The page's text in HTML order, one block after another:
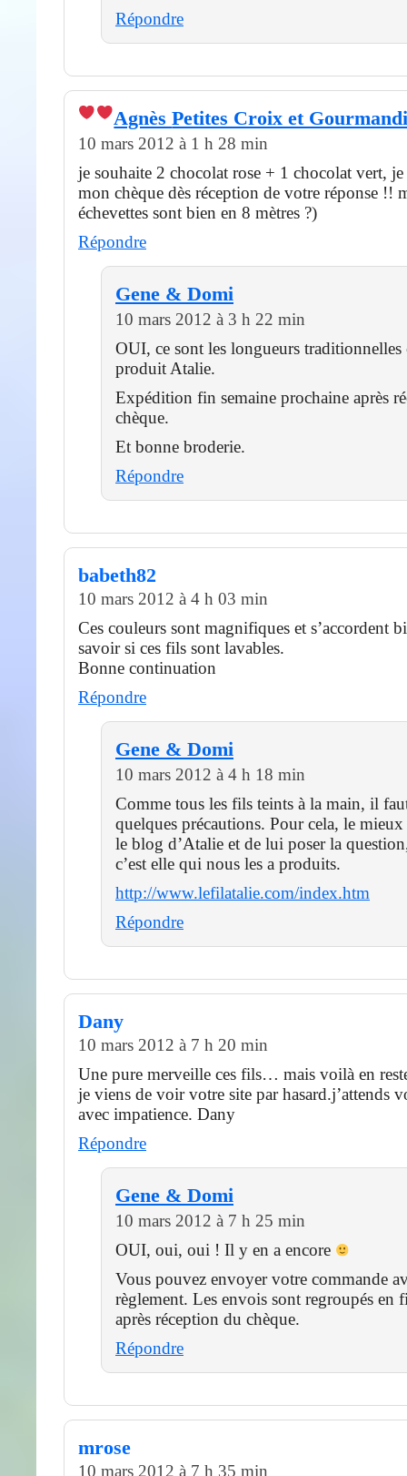
Répondre
AgnèsPetites Croix et
10 mars 2012 à 1 h 28 min
je souhaite 2 chocolat rose + 1 chocolat vert,
mon chèque dès réception de votre réponse !!
échevettes sont bien en 8 mètres ?)
Répondre
Gene & Domi
10 mars 2012 à 3 h 22 min
OUI, ce sont les longueurs traditionnelles
produit Atalie.
Expédition fin semaine prochaine après
chèque.
Et bonne broderie.
Répondre
babeth82
10 mars 2012 à 4 h 03 min
Ces couleurs sont magnifiques et s’accordent
savoir si ces fils sont lavables.
Bonne continuation
Répondre
Gene & Domi
10 mars 2012 à 4 h 18 min
Comme tous les fils teints à la main, il
quelques précautions. Pour cela, le mieux
le blog d’Atalie et de lui poser la
c’est elle qui nous les a produits.
http://www.lefilatalie.com/index.htm
Répondre
Dany
10 mars 2012 à 7 h 20 min
Une pure merveille ces fils… mais voilà en
je viens de voir votre site par hasard.j’attends
avec impatience. Dany
Répondre
Gene & Domi
10 mars 2012 à 7 h 25 min
OUI, oui, oui ! Il y en a encore
Vous pouvez envoyer votre commande
règlement. Les envois sont regroupés en
après réception du chèque.
Répondre
mrose
10 mars 2012 à 7 h 35 min